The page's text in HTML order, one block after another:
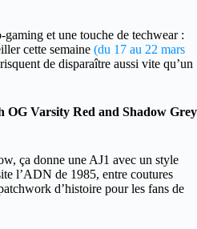
et une touche de techwear :
cette semaine (du 17 au 22 mars
de disparaître aussi vite qu’un
Varsity Red and Shadow Grey
ça donne une AJ1 avec un style
l’ADN de 1985, entre coutures
d’histoire pour les fans de